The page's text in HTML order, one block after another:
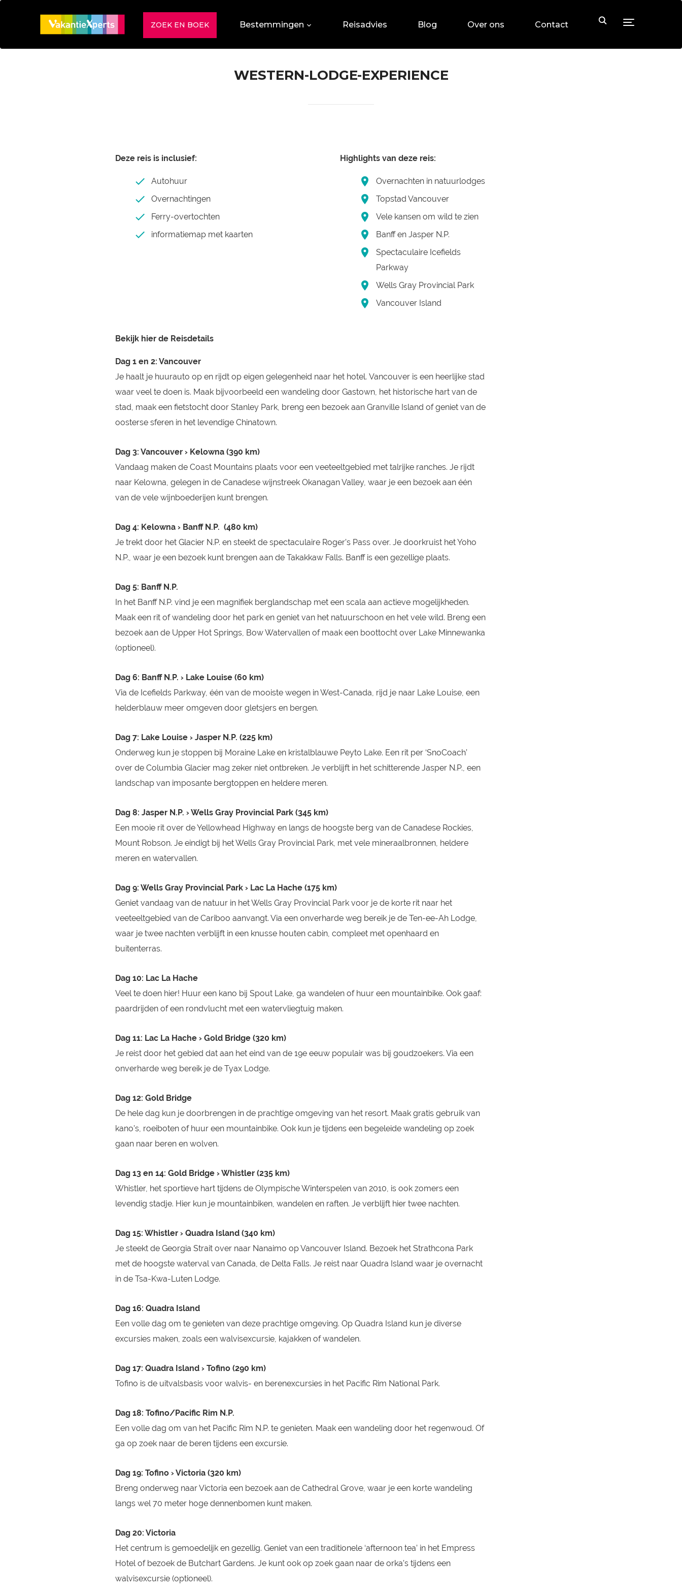
Toggle
ZOEK EN BOEK Bestemmingen Reisadvies Blog Over ons Contact
WESTERN-LODGE-EXPERIENCE
Deze reis is inclusief:
Autohuur
Overnachtingen
Ferry-overtochten
informatiemap met kaarten
Highlights van deze reis:
Overnachten in natuurlodges
Topstad Vancouver
Vele kansen om wild te zien
Banff en Jasper N.P.
Spectaculaire Icefields
Parkway
Wells Gray Provincial Park
Vancouver Island
Bekijk hier de Reisdetails
Dag 1 en 2: Vancouver
Je haalt je huurauto op en rijdt op eigen gelegenheid naar het hotel. Vancouver is een heerlijke stad
waar veel te doen is. Maak bijvoorbeeld een wandeling door Gastown, het historische hart van de
stad, maak een fietstocht door Stanley Park, breng een bezoek aan Granville Island of geniet van de
oosterse sferen in het levendige Chinatown.
Dag 3: Vancouver › Kelowna (390 km)
Vandaag maken de Coast Mountains plaats voor een veeteeltgebied met talrijke ranches. Je rijdt
naar Kelowna, gelegen in de Canadese wijnstreek Okanagan Valley, waar je een bezoek aan één
van de vele wijnboederijen kunt brengen.
Dag 4: Kelowna › Banff N.P. (480 km)
Je trekt door het Glacier N.P. en steekt de spectaculaire Roger’s Pass over. Je doorkruist het Yoho
N.P., waar je een bezoek kunt brengen aan de Takakkaw Falls. Banff is een gezellige plaats.
Dag 5: Banff N.P.
In het Banff N.P. vind je een magnifiek berglandschap met een scala aan actieve mogelijkheden.
Maak een rit of wandeling door het park en geniet van het natuurschoon en het vele wild. Breng een
bezoek aan de Upper Hot Springs, Bow Watervallen of maak een boottocht over Lake Minnewanka
(optioneel).
Dag 6: Banff N.P. › Lake Louise (60 km)
Via de Icefields Parkway, één van de mooiste wegen in West-Canada, rijd je naar Lake Louise, een
helderblauw meer omgeven door gletsjers en bergen.
Dag 7: Lake Louise › Jasper N.P. (225 km)
Onderweg kun je stoppen bij Moraine Lake en kristalblauwe Peyto Lake. Een rit per ‘SnoCoach’
over de Columbia Glacier mag zeker niet ontbreken. Je verblijft in het schitterende Jasper N.P., een
landschap van imposante bergtoppen en heldere meren.
Dag 8: Jasper N.P. › Wells Gray Provincial Park (345 km)
Een mooie rit over de Yellowhead Highway en langs de hoogste berg van de Canadese Rockies,
Mount Robson. Je eindigt bij het Wells Gray Provincial Park, met vele mineraalbronnen, heldere
meren en watervallen.
Dag 9: Wells Gray Provincial Park › Lac La Hache (175 km)
Geniet vandaag van de natuur in het Wells Gray Provincial Park voor je de korte rit naar het
veeteeltgebied van de Cariboo aanvangt. Via een onverharde weg bereik je de Ten-ee-Ah Lodge,
waar je twee nachten verblijft in een knusse houten cabin, compleet met openhaard en
buitenterras.
Dag 10: Lac La Hache
Veel te doen hier! Huur een kano bij Spout Lake, ga wandelen of huur een mountainbike. Ook gaaf:
paardrijden of een rondvlucht met een watervliegtuig maken.
Dag 11: Lac La Hache › Gold Bridge (320 km)
Je reist door het gebied dat aan het eind van de 19e eeuw populair was bij goudzoekers. Via een
onverharde weg bereik je de Tyax Lodge.
Dag 12: Gold Bridge
De hele dag kun je doorbrengen in de prachtige omgeving van het resort. Maak gratis gebruik van
kano’s, roeiboten of huur een mountainbike. Ook kun je tijdens een begeleide wandeling op zoek
gaan naar beren en wolven.
Dag 13 en 14: Gold Bridge › Whistler (235 km)
Whistler, het sportieve hart tijdens de Olympische Winterspelen van 2010, is ook zomers een
levendig stadje. Hier kun je mountainbiken, wandelen en raften. Je verblijft hier twee nachten.
Dag 15: Whistler › Quadra Island (340 km)
Je steekt de Georgia Strait over naar Nanaimo op Vancouver Island. Bezoek het Strathcona Park
met de hoogste waterval van Canada, de Delta Falls. Je reist naar Quadra Island waar je overnacht
in de Tsa-Kwa-Luten Lodge.
Dag 16: Quadra Island
Een volle dag om te genieten van deze prachtige omgeving. Op Quadra Island kun je diverse
excursies maken, zoals een walvisexcursie, kajakken of wandelen.
Dag 17: Quadra Island › Tofino (290 km)
Tofino is de uitvalsbasis voor walvis- en berenexcursies in het Pacific Rim National Park.
Dag 18: Tofino/Pacific Rim N.P.
Een volle dag om van het Pacific Rim N.P. te genieten. Maak een wandeling door het regenwoud. Of
ga op zoek naar de beren tijdens een excursie.
Dag 19: Tofino › Victoria (320 km)
Breng onderweg naar Victoria een bezoek aan de Cathedral Grove, waar je een korte wandeling
langs wel 70 meter hoge dennenbomen kunt maken.
Dag 20: Victoria
Het centrum is gemoedelijk en gezellig. Geniet van een traditionele ‘afternoon tea’ in het Empress
Hotel of bezoek de Butchart Gardens. Je kunt ook op zoek gaan naar de orka’s tijdens een
walvisexcursie (optioneel).